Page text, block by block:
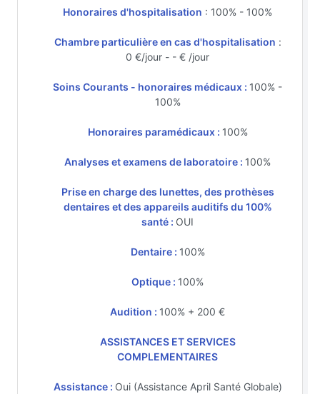
Honoraires d'hospitalisation : 100% - 100%
Chambre particulière en cas d'hospitalisation :
0 €/jour - - € /jour
Soins Courants - honoraires médicaux : 100% -
100%
Honoraires paramédicaux : 100%
Analyses et examens de laboratoire : 100%
Prise en charge des lunettes, des prothèses
dentaires et des appareils auditifs du 100%
santé : OUI
Dentaire : 100%
Optique : 100%
Audition : 100% + 200 €
ASSISTANCES ET SERVICES
COMPLEMENTAIRES
Assistance : Oui (Assistance April Santé Globale)